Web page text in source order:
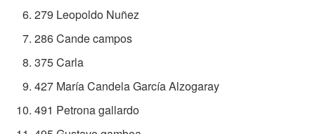
279 Leopoldo Nuñez
286 Cande campos
375 Carla
427 María Candela García Alzogaray
491 Petrona gallardo